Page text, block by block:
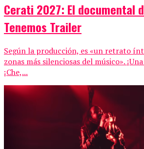
Cerati 2027: El documental
Tenemos Trailer
Según la producción, es «un retrato
zonas más silenciosas del músico».
¡Che,...